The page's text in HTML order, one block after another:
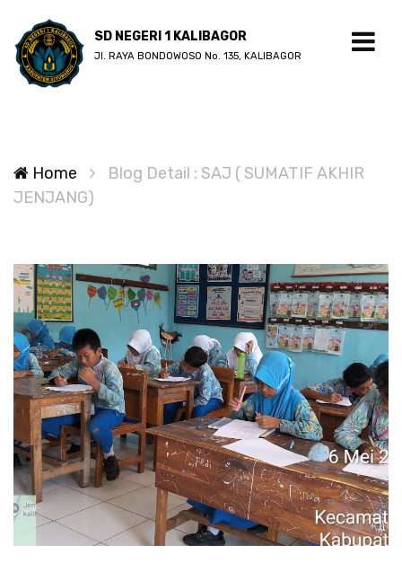
SD NEGERI 1 KALIBAGOR
Jl. RAYA BONDOWOSO No. 135, KALIBAGOR
Home
Blog Detail : SAJ ( SUMATIF AKHIR
JENJANG)